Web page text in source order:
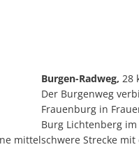
Burgen-Radweg, 28
Der Burgenweg
Frauenburg in
Burg Lichtenberg im
mittelschwere Strecke mit